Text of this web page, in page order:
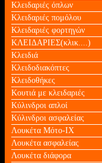
Κλειδαριές όπλων
Κλειδαριές πομόλου
Κλειδαριές φορτηγών
ΚΛΕΙΔΑΡΙΕΣ(κλικ....)
Κλειδιά
Κλειδοδιακόπτες
Κλειδοθήκες
Κουτιά με κλειδαριές
Κύλινδροι απλοί
Κύλινδροι ασφαλείας
Λουκέτα Mότο-ΙΧ
Λουκέτα ασφαλείας
Λουκέτα διάφορα